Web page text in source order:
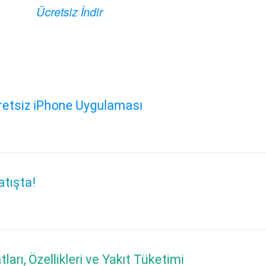
iPhone Uygulaması
Özellikleri ve Yakıt Tüketimi